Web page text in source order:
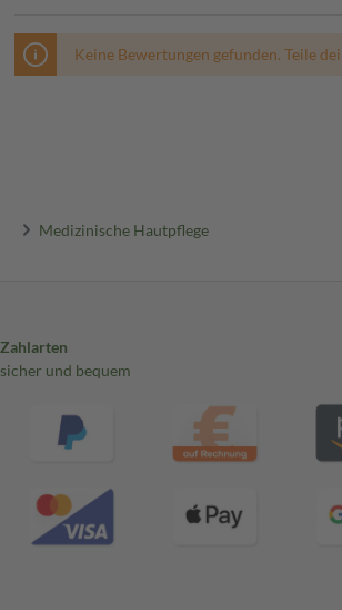
Keine Bewertungen gefunden. Teile
Medizinische Hautpflege
Zahlarten
sicher und bequem